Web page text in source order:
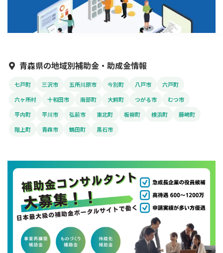
青森県の地域別補助金・助成金情報
七戸町 三沢市 五所川原市 今別町 八戸市
六戸町
六ヶ所村
十和田市 南部町 大鰐町 つがる市
むつ市
平内町
平川市 弘前市 東北町 板柳町 横浜町
藤崎町
階上町
青森市 鶴田町 黒石市